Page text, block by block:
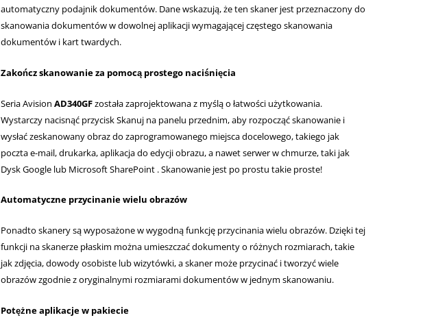
automatyczny podajnik dokumentów. Dane wskazują, że ten skaner jest przeznaczony do
skanowania dokumentów w dowolnej aplikacji wymagającej częstego skanowania
dokumentów i kart twardych.
Zakończ skanowanie za pomocą prostego naciśnięcia
Seria Avision AD340GFzostała zaprojektowana z myślą o łatwości użytkowania.
Wystarczy nacisnąć przycisk Skanuj na panelu przednim, aby rozpocząć skanowanie i
wysłać zeskanowany obraz do zaprogramowanego miejsca docelowego, takiego jak
poczta e-mail, drukarka, aplikacja do edycji obrazu, a nawet serwer w chmurze, taki jak
Dysk Google lub Microsoft SharePoint . Skanowanie jest po prostu takie proste!
Automatyczne przycinanie wielu obrazów
Ponadto skanery są wyposażone w wygodną funkcję przycinania wielu obrazów. Dzięki tej
funkcji na skanerze płaskim można umieszczać dokumenty o różnych rozmiarach, takie
jak zdjęcia, dowody osobiste lub wizytówki, a skaner może przycinać i tworzyć wiele
obrazów zgodnie z oryginalnymi rozmiarami dokumentów w jednym skanowaniu.
Potężne aplikacje w pakiecie